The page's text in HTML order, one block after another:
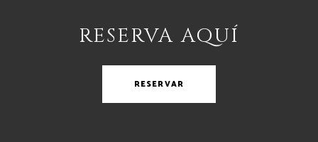
RESERVA AQUÍ
RESERVAR